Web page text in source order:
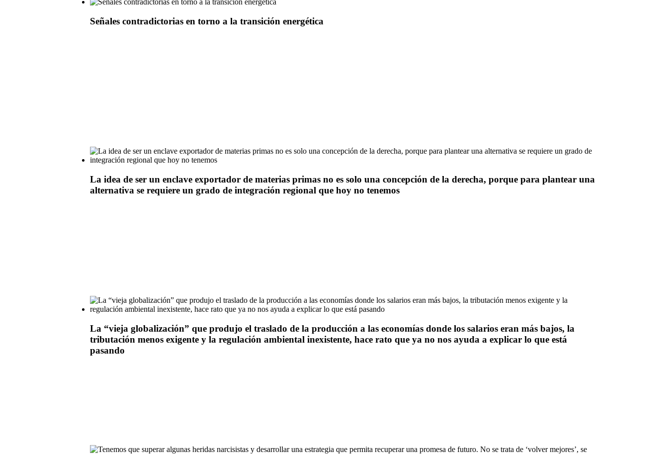
Señales contradictorias en torno a la transición energética
La idea de ser un enclave exportador de materias primas no es solo una concepción de la derecha, porque para plantear una
alternativa se requiere un grado de integración regional que hoy no tenemos
La “vieja globalización” que produjo el traslado de la producción a las economías donde los salarios eran más bajos, la
tributación menos exigente y la regulación ambiental inexistente, hace rato que ya no nos ayuda a explicar lo que está
pasando